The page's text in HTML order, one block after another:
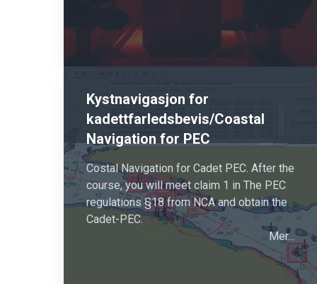
Kystnavigasjon for
kadettfarledsbevis/Coastal
Navigation for PEC
Costal Navigation for Cadet PEC. After the
course, you will meet claim 1 in The PEC
regulations §18 from NCA and obtain the
Cadet-PEC.
Mer...